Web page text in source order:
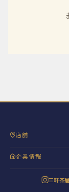
店舗
企業情報
三軒茶屋